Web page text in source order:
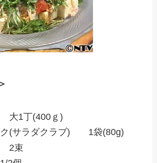
1丁(400ｇ)
ク(サラダクラブ) 1袋(80g)
2束